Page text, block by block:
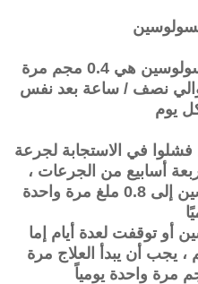
الجرعة الموصى بها من تامسولوسين هي 0.4 مجم مرة
نصف / ساعة بعد نفس
يوم
فشلوا في الاستجابة لجرعة
أسابيع من الجرعات ،
يمكن زيادة جرعة تامسولوسين إلى 0.8 ملغ مرة واحدة
أو توقفت لعدة أيام إما
مجم أو 0.8 مجم ، يجب أن يبدأ العلاج مرة